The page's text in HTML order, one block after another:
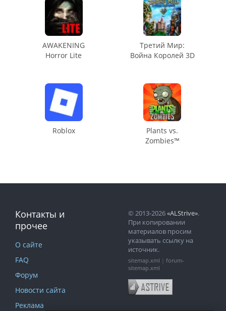
AWAKENING
Horror Lite
Третий Мир:
Война Королей 3D
Roblox
Plants vs.
Zombies™
Контакты и
прочее
О сайте
FAQ
Форум
Новости сайта
Реклама
© 2013-2026«ALStrive».
При копировании
материалов просим
указывать ссылку на
источник.
sitemap.xml
forum-
sitemap.xml